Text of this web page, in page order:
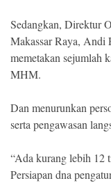
Sedangkan, Direktur
Makassar Raya, Andi
memetakan sejumlah
MHM.
Dan menurunkan
serta pengawasan
“Ada kurang lebih 12
Persiapan dna